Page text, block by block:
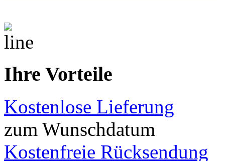
Ihre Vorteile
Kostenlose Lieferung
zum Wunschdatum
Kostenfreie Rücksendung